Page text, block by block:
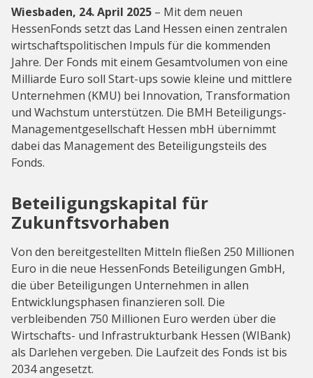
Wiesbaden, 24. April 2025 – Mit dem neuen
HessenFonds setzt das Land Hessen einen zentralen
wirtschaftspolitischen Impuls für die kommenden
Jahre. Der Fonds mit einem Gesamtvolumen von eine
Milliarde Euro soll Start-ups sowie kleine und mittlere
Unternehmen (KMU) bei Innovation, Transformation
und Wachstum unterstützen. Die BMH Beteiligungs-
Managementgesellschaft Hessen mbH übernimmt
dabei das Management des Beteiligungsteils des
Fonds.
Beteiligungskapital für
Zukunftsvorhaben
Von den bereitgestellten Mitteln fließen 250 Millionen
Euro in die neue HessenFonds Beteiligungen GmbH,
die über Beteiligungen Unternehmen in allen
Entwicklungsphasen finanzieren soll. Die
verbleibenden 750 Millionen Euro werden über die
Wirtschafts- und Infrastrukturbank Hessen (WIBank)
als Darlehen vergeben. Die Laufzeit des Fonds ist bis
2034 angesetzt.